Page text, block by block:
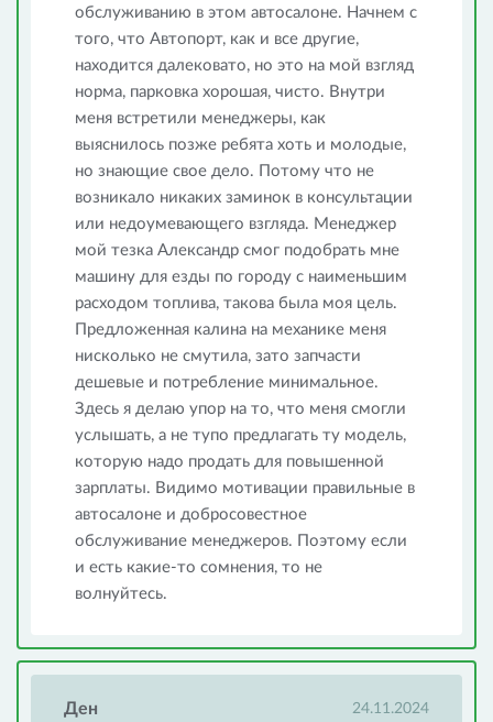
обслуживанию в этом автосалоне. Начнем с
того, что Автопорт, как и все другие,
находится далековато, но это на мой взгляд
норма, парковка хорошая, чисто. Внутри
меня встретили менеджеры, как
выяснилось позже ребята хоть и молодые,
но знающие свое дело. Потому что не
возникало никаких заминок в консультации
или недоумевающего взгляда. Менеджер
мой тезка Александр смог подобрать мне
машину для езды по городу с наименьшим
расходом топлива, такова была моя цель.
Предложенная калина на механике меня
нисколько не смутила, зато запчасти
дешевые и потребление минимальное.
Здесь я делаю упор на то, что меня смогли
услышать, а не тупо предлагать ту модель,
которую надо продать для повышенной
зарплаты. Видимо мотивации правильные в
автосалоне и добросовестное
обслуживание менеджеров. Поэтому если
и есть какие-то сомнения, то не
волнуйтесь.
Ден 24.11.2024